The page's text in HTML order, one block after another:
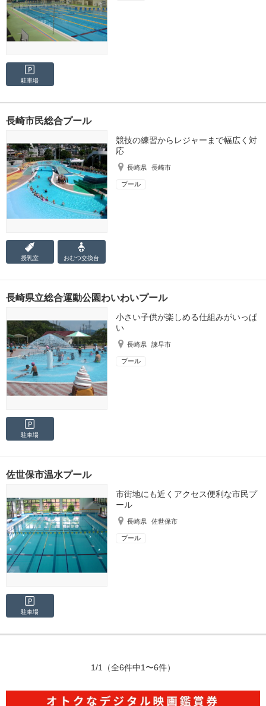
駐車場
長崎市民総合プール
競技の練習からレジャーまで幅広く対
応
長崎県 長崎市
プール
授乳室 おむつ交換台
長崎県立総合運動公園わいわいプール
小さい子供が楽しめる仕組みがいっぱ
い
長崎県 諫早市
プール
駐車場
佐世保市温水プール
市街地にも近くアクセス便利な市民プ
ール
長崎県 佐世保市
プール
駐車場
1/1 （全6件中1〜6件）